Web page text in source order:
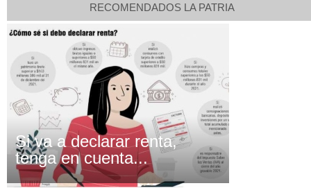
RECOMENDADOS LA PATRIA
Si va a declarar renta,
tenga en cuenta...